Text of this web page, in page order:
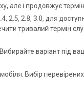
але і продовжує
2.8, 3.0, для
тривалий термін
варіант під
Вибір перевірених